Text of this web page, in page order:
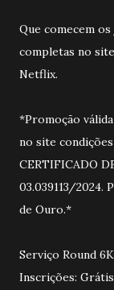
Que comecem
completas no
Netflix.
*Promoção
no site
CERTIFICADO
03.039113/2024.
de Ouro.*
Serviço Round 6K
Inscrições: